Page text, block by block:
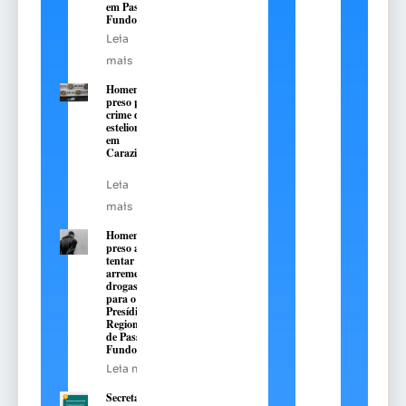
em Passo
Fundo
Leia
mais
Homem é
preso pelo
crime de
estelionato
em
Carazinho
Leia
mais
Homem é
preso ao
tentar
arremessar
drogas
para o
Presídio
Regional
de Passo
Fundo
Leia mais
Secretaria